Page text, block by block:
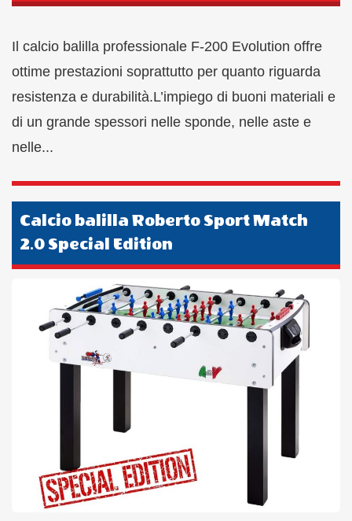
Il calcio balilla professionale F-200 Evolution offre
ottime prestazioni soprattutto per quanto riguarda
resistenza e durabilità.L’impiego di buoni materiali e
di un grande spessori nelle sponde, nelle aste e
nelle...
Calcio balilla Roberto Sport Match
2.0 Special Edition